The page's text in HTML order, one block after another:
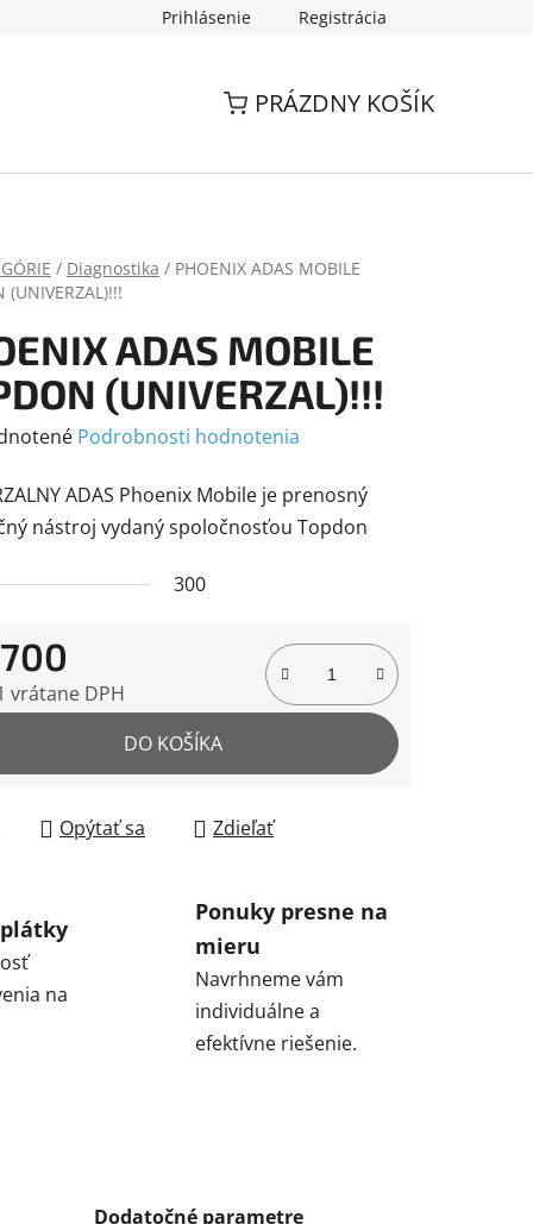
Prihlásenie Registrácia
PRÁZDNY KOŠÍK
/ Diagnostika / PHOENIX ADAS MOBILE
(UNIVERZAL)!!!
ADAS MOBILE
(UNIVERZAL)!!!
Podrobnosti hodnotenia
ADAS Phoenix Mobile je prenosný
nástroj vydaný spoločnosťou Topdon
300
vrátane DPH
cena:
DO KOŠÍKA
Opýtať sa Zdieľať
na
Ponuky presne na
mieru
Navrhneme vám
individuálne a
efektívne riešenie.
Dodatočné parametre